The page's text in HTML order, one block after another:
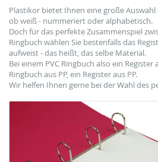
Plastikor bietet Ihnen eine große Auswahl
ob weiß - nummeriert oder alphabetisch.
Doch für das perfekte Zusammenspiel
Ringbuch wählen Sie bestenfalls das
aufweist - das heißt, das selbe Material.
Bei einem PVC Ringbuch also ein Register
Ringbuch aus PP, ein Register aus PP.
Wir helfen Ihnen gerne bei der Wahl des